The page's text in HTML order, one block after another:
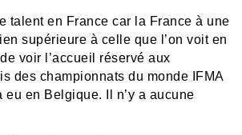
talent en France car la France à une
supérieure à celle que l’on voit en
voir l’accueil réservé aux
des championnats du monde IFMA
eu en Belgique. Il n’y a aucune